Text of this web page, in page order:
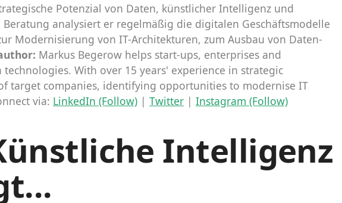
Potenzial von Daten, künstlicher Intelligenz und
analysiert er regelmäßig die digitalen Geschäftsmodelle
Modernisierung von IT-Architekturen, zum Ausbau von Daten-
Markus Begerow helps start-ups, enterprises and
With over 15 years' experience in strategic
target companies, identifying opportunities to modernise IT
via: LinkedIn (Follow) |Twitter |Instagram (Follow)
Intelligenz